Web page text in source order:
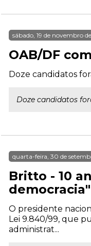
sábado, 19 de novembro
OAB/DF
Doze candidatos
Doze candidatos
quarta-feira, 30 de
Britto - 10
democracia"
O presidente
Lei 9.840/99, que
administrat...